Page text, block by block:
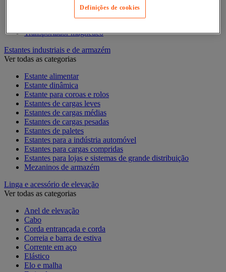
Pórtico de oficina
Transportador magnético
Estantes industriais e de armazém
Ver todas as categorias
Estante alimentar
Estante dinâmica
Estante para coroas e rolos
Estantes de cargas leves
Estantes de cargas médias
Estantes de cargas pesadas
Estantes de paletes
Estantes para a indústria automóvel
Estantes para cargas compridas
Estantes para lojas e sistemas de grande distribuição
Mezaninos de armazém
Linga e acessório de elevação
Ver todas as categorias
Anel de elevação
Cabo
Corda entrançada e corda
Correia e barra de estiva
Corrente em aço
Elástico
Elo e malha
Definições de cookies